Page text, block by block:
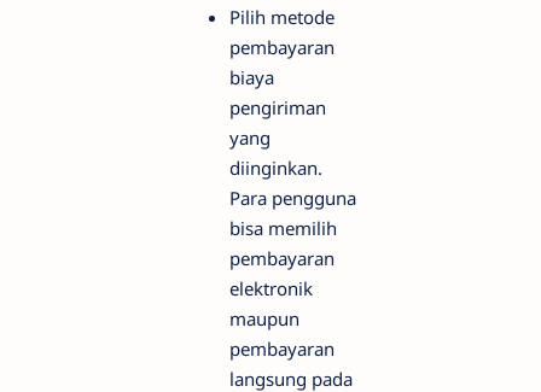
Pilih metode
pembayaran
biaya
pengiriman
yang
diinginkan.
Para pengguna
bisa memilih
pembayaran
elektronik
maupun
pembayaran
langsung pada